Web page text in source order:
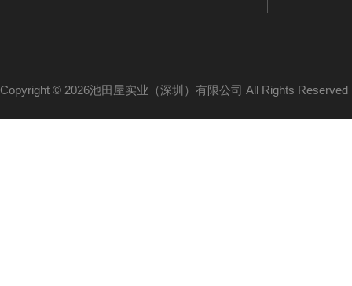
Copyright © 2026池田屋实业（深圳）有限公司 All Rights